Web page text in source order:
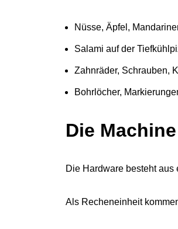
Nüsse, Äpfel,
Salami auf der
Zahnräder, Schrauben,
Bohrlöcher,
Die
Die Hardware besteht
Als Recheneinheit